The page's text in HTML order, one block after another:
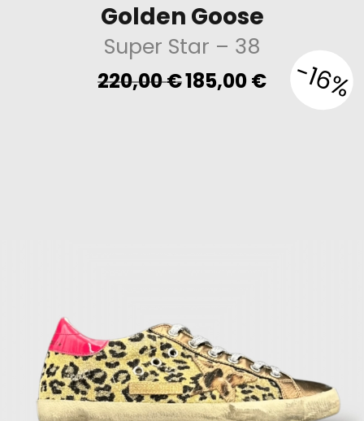
Golden Goose
Super Star – 38
220,00€ Original
price
185,00€Current-16%